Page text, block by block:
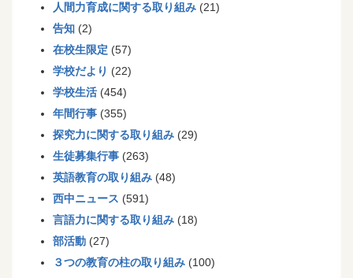
人間力育成に関する取り組み (21)
告知 (2)
在校生限定 (57)
学校だより (22)
学校生活 (454)
年間行事 (355)
探究力に関する取り組み (29)
生徒募集行事 (263)
英語教育の取り組み (48)
西中ニュース (591)
言語力に関する取り組み (18)
部活動 (27)
３つの教育の柱の取り組み (100)